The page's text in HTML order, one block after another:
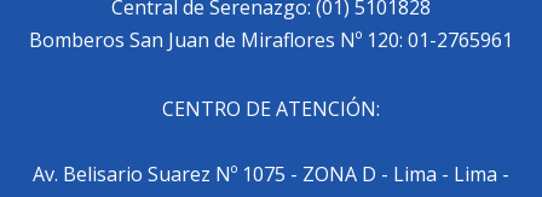
Central de Serenazgo: (01) 5101828
Bomberos San Juan de Miraflores Nº 120: 01-2765961
CENTRO DE ATENCIÓN:
Av. Belisario Suarez Nº 1075 - ZONA D - Lima - Lima -